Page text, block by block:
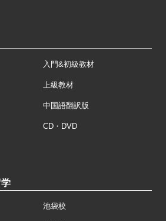
入門&初級教材
上級教材
中国語翻訳版
CD・DVD
池袋校